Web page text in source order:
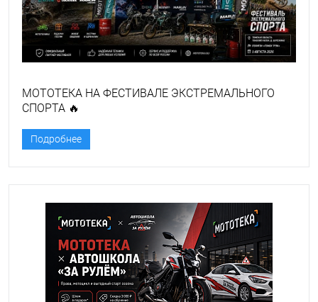
МОТОТЕКА НА ФЕСТИВАЛЕ ЭКСТРЕМАЛЬНОГО
СПОРТА 🔥
Подробнее